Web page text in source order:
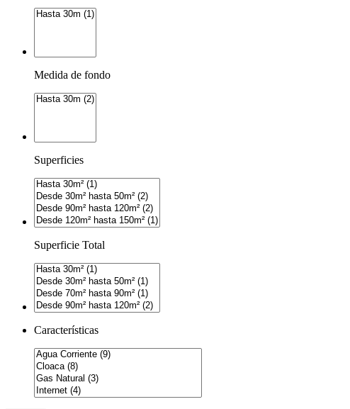
Medida de fondo
Superficies
Superficie Total
Características